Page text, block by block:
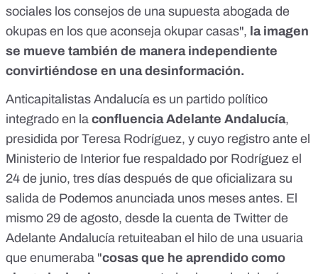
sociales los consejos de una supuesta abogada de
okupas en los que aconseja okupar casas", la imagen
se mueve también de manera independiente
convirtiéndose en una desinformación.
Anticapitalistas Andalucía es un partido político
integrado en la confluencia Adelante Andalucía,
presidida por Teresa Rodríguez, y cuyo registro ante el
Ministerio de Interior fue respaldado por Rodríguez el
24 de junio, tres días después de que oficializara su
salida de Podemos anunciada unos meses antes. El
mismo 29 de agosto, desde la cuenta de Twitter de
Adelante Andalucía retuiteaban el hilo de una usuaria
que enumeraba "cosas que he aprendido como